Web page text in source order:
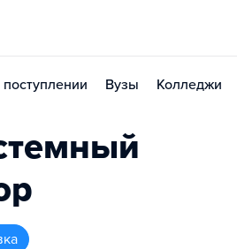
Вузы Колледжи